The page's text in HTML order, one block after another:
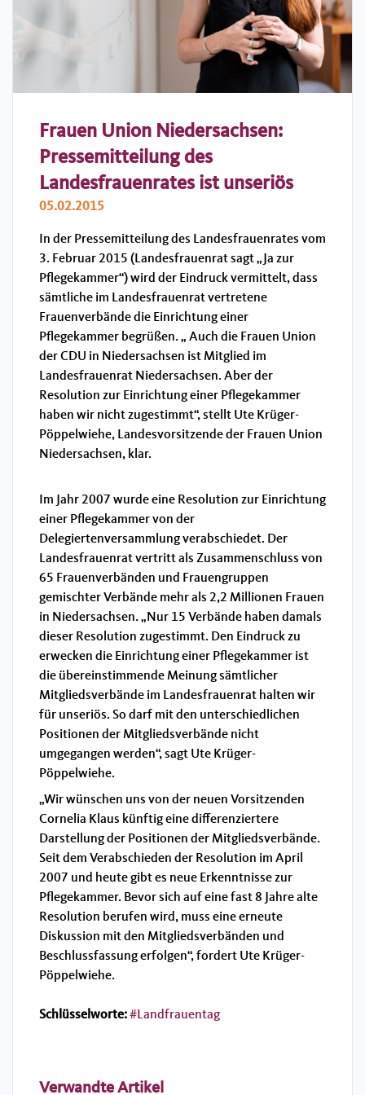
Frauen Union Niedersachsen:
Pressemitteilung des
Landesfrauenrates ist unseriös
05.02.2015
In der Pressemitteilung des Landesfrauenrates vom
3. Februar 2015 (Landesfrauenrat sagt „Ja zur
Pflegekammer“) wird der Eindruck vermittelt, dass
sämtliche im Landesfrauenrat vertretene
Frauenverbände die Einrichtung einer
Pflegekammer begrüßen. „ Auch die Frauen Union
der CDU in Niedersachsen ist Mitglied im
Landesfrauenrat Niedersachsen. Aber der
Resolution zur Einrichtung einer Pflegekammer
haben wir nicht zugestimmt“, stellt Ute Krüger-
Pöppelwiehe, Landesvorsitzende der Frauen Union
Niedersachsen, klar.
Im Jahr 2007 wurde eine Resolution zur Einrichtung
einer Pflegekammer von der
Delegiertenversammlung verabschiedet. Der
Landesfrauenrat vertritt als Zusammenschluss von
65 Frauenverbänden und Frauengruppen
gemischter Verbände mehr als 2,2 Millionen Frauen
in Niedersachsen. „Nur 15 Verbände haben damals
dieser Resolution zugestimmt. Den Eindruck zu
erwecken die Einrichtung einer Pflegekammer ist
die übereinstimmende Meinung sämtlicher
Mitgliedsverbände im Landesfrauenrat halten wir
für unseriös. So darf mit den unterschiedlichen
Positionen der Mitgliedsverbände nicht
umgegangen werden“, sagt Ute Krüger-
Pöppelwiehe.
„Wir wünschen uns von der neuen Vorsitzenden
Cornelia Klaus künftig eine differenziertere
Darstellung der Positionen der Mitgliedsverbände.
Seit dem Verabschieden der Resolution im April
2007 und heute gibt es neue Erkenntnisse zur
Pflegekammer. Bevor sich auf eine fast 8 Jahre alte
Resolution berufen wird, muss eine erneute
Diskussion mit den Mitgliedsverbänden und
Beschlussfassung erfolgen“, fordert Ute Krüger-
Pöppelwiehe.
Schlüsselworte: Landfrauentag
Verwandte Artikel